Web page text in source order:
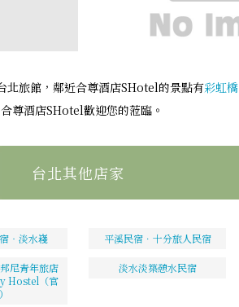
北旅館，鄰近合尊酒店SHotel的景點有彩虹橋
合尊酒店SHotel歡迎您的蒞臨。
台北其他店家
‧淡水嶘 平溪民宿．十分旅人民宿
尼青年旅店
Hostel（官
淡水淡築憩水民宿